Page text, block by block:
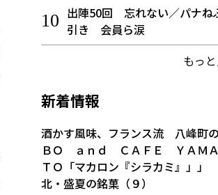
出陣50回 忘れない／パナね
引き 会員ら涙
もっ
新着情報
酒かす風味、フランス流 八峰町
ＢＯ ａｎｄ ＣＡＦＥ ＹＡＭ
ＴＯ「マカロン『シラカミ』」
北・盛夏の銘菓（９）